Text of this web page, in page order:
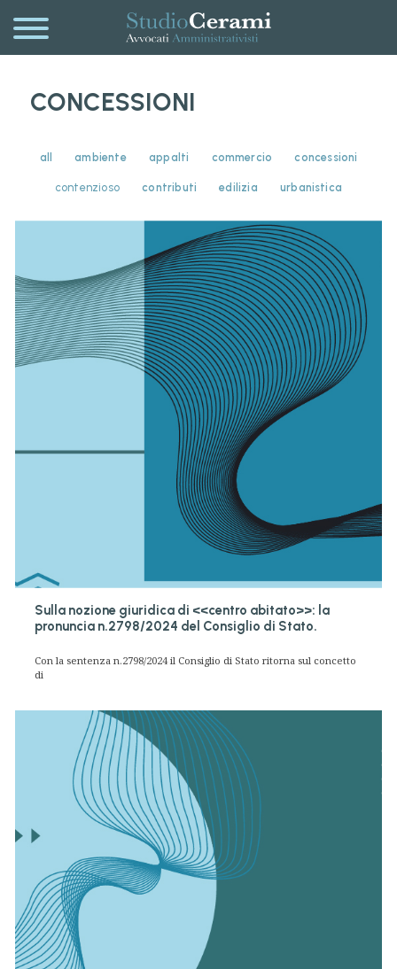
CONCESSIONI
all ambiente appalti commercio concessioni
contenzioso contributi edilizia urbanistica
Sulla nozione giuridica di <<centro abitato>>: la
pronuncia n.2798/2024 del Consiglio di Stato.
Con la sentenza n.2798/2024 il Consiglio di Stato ritorna sul concetto
di